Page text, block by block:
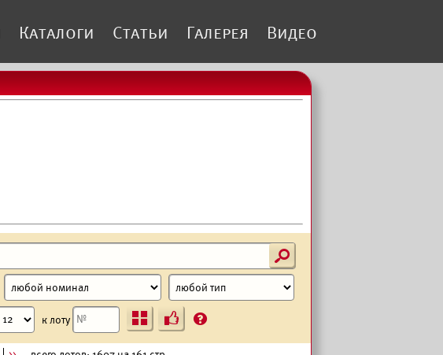
Каталоги Статьи Галерея Видео
s
к лоту Ъ ?